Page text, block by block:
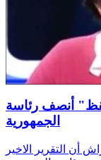
يقظ" أنصف رئاسة
الجمهورية
أن التقرير الاخير